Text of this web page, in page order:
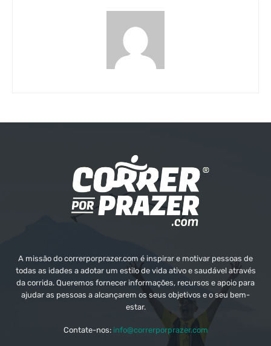
A missão do correrporprazer.com é inspirar e motivar pessoas de
todas as idades a adotar um estilo de vida ativo e saudável através
da corrida. Queremos fornecer informações, recursos e apoio para
ajudar as pessoas a alcançarem os seus objetivos e o seu bem-
estar.
Contate-nos: info@correrporprazer.com